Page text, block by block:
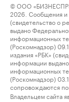
© ООО
2026. Сообщения и
(свидетельство о
выдано
информационных
(Роскомнадзор)
издания «РБК»
информации
информационных
(Роскомнадзор)
сопровождаются
Владельцем сайта